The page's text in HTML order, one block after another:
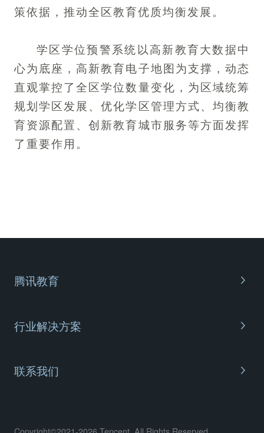
策依据，推动全区教育优质均衡发展。
学区学位预警系统以高新教育大数据中
心为底座，高新教育电子地图为支撑，动态
直观掌控了全区学位数量变化，为区域统筹
规划学区发展、优化学区管理方式、均衡教
育资源配置、创新教育城市服务等方面发挥
了重要作用。
腾讯教育
关于我们
行业解决方案
腾讯青少年人工智能教育解决方案
联系我们